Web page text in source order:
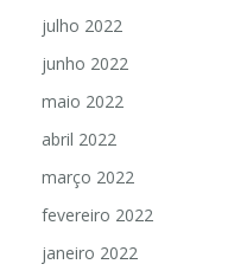
julho 2022
junho 2022
maio 2022
abril 2022
março 2022
fevereiro 2022
janeiro 2022